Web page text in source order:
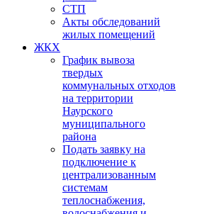
СТП
Акты обследований
жилых помещений
ЖКХ
График вывоза
твердых
коммунальных отходов
на территории
Наурского
муниципального
района
Подать заявку на
подключение к
централизованным
системам
теплоснабжения,